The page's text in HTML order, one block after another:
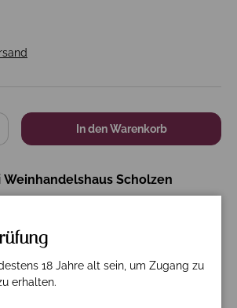
In den Warenkorb
Weinhandelshaus Scholzen
anzeigen
18 Jahre alt sein, um Zugang zu
erhalten.